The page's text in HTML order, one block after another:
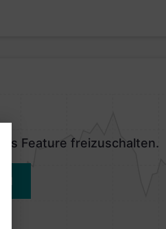
Feature freizuschalten.